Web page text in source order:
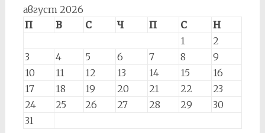
август 2026
П
В С Ч П С
Н
1
2
3
4 5 6 7 8
9
10
11 12 13 14 15
16
17
18 19 20 21 22
23
24
25 26 27 28 29
30
31